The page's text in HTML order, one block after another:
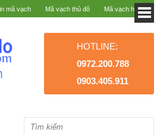
mã vạch Mã vạch thủ đô Mã vạch hà nội
HOTLINE:
0972.200.788
0903.405.911